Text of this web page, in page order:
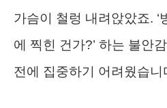
가슴이 철렁 내려앉았죠.
에 찍힌 건가?’ 하는 불안
전에 집중하기 어려웠습니